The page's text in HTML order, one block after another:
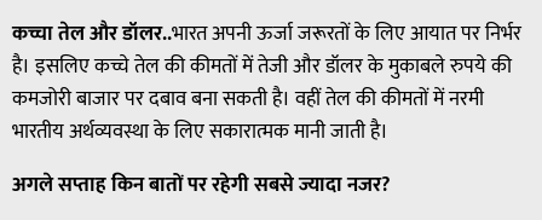
कच्चा तेल और डॉलर..भारत अपनी ऊर्जा जरूरतों के लिए आयात पर निर्भर
है। इसलिए कच्चे तेल की कीमतों में तेजी और डॉलर के मुकाबले रुपये की
कमजोरी बाजार पर दबाव बना सकती है। वहीं तेल की कीमतों में नरमी
भारतीय अर्थव्यवस्था के लिए सकारात्मक मानी जाती है।
अगले सप्ताह किन बातों पर रहेगी सबसे ज्यादा नजर?